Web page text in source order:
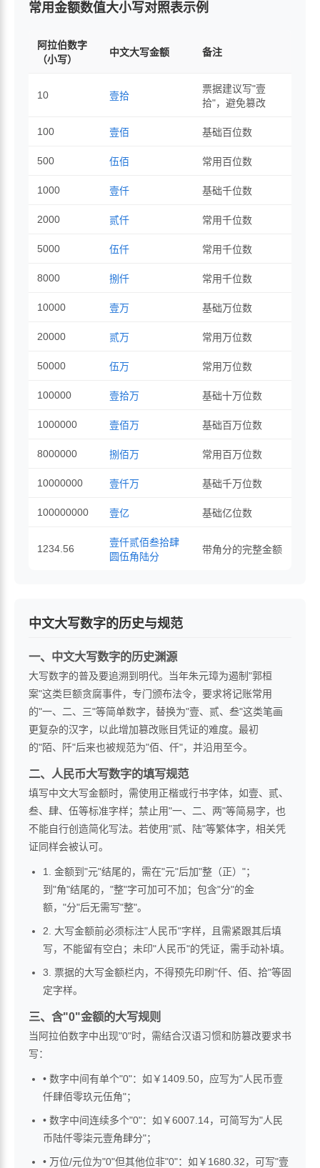
常用金额数值大小写对照表示例
阿拉伯数字
（小写）
中文大写金额 备注
10 壹拾
票据建议写"壹
拾"，避免篡改
100 壹佰 基础百位数
500 伍佰 常用百位数
1000 壹仟 基础千位数
2000 贰仟 常用千位数
5000 伍仟 常用千位数
8000 捌仟 常用千位数
10000 壹万 基础万位数
20000 贰万 常用万位数
50000 伍万 常用万位数
100000 壹拾万 基础十万位数
1000000 壹佰万 基础百万位数
8000000 捌佰万 常用百万位数
10000000 壹仟万 基础千万位数
100000000 壹亿 基础亿位数
1234.56
壹仟贰佰叁拾肆
圆伍角陆分
带角分的完整金额
中文大写数字的历史与规范
一、中文大写数字的历史渊源
大写数字的普及要追溯到明代。当年朱元璋为遏制"郭桓
案"这类巨额贪腐事件，专门颁布法令，要求将记账常用
的"一、二、三"等简单数字，替换为"壹、贰、叁"这类笔画
更复杂的汉字，以此增加篡改账目凭证的难度。最初
的"陌、阡"后来也被规范为"佰、仟"，并沿用至今。
二、人民币大写数字的填写规范
填写中文大写金额时，需使用正楷或行书字体，如壹、贰、
叁、肆、伍等标准字样；禁止用"一、二、两"等简易字，也
不能自行创造简化写法。若使用"贰、陆"等繁体字，相关凭
证同样会被认可。
1. 金额到"元"结尾的，需在"元"后加"整（正）"；
到"角"结尾的，"整"字可加可不加；包含"分"的金
额，"分"后无需写"整"。
2. 大写金额前必须标注"人民币"字样，且需紧跟其后填
写，不能留有空白；未印"人民币"的凭证，需手动补填。
3. 票据的大写金额栏内，不得预先印刷"仟、佰、拾"等固
定字样。
三、含"0"金额的大写规则
当阿拉伯数字中出现"0"时，需结合汉语习惯和防篡改要求书
写：
• 数字中间有单个"0"：如￥1409.50，应写为"人民币壹
仟肆佰零玖元伍角"；
• 数字中间连续多个"0"：如￥6007.14，可简写为"人民
币陆仟零柒元壹角肆分"；
• 万位/元位为"0"但其他位非"0"：如￥1680.32，可写"壹